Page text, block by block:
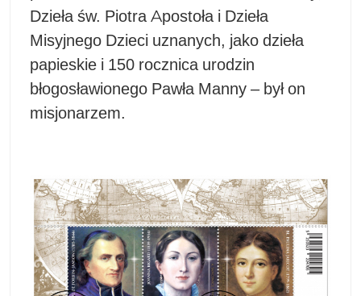
Dzieła św. Piotra Apostoła i Dzieła
Misyjnego Dzieci uznanych, jako dzieła
papieskie i 150 rocznica urodzin
błogosławionego Pawła Manny – był on
misjonarzem.